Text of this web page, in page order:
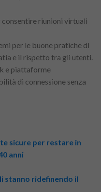
consentire riunioni virtuali
per le buone pratiche di
e il rispetto tra gli utenti.
e piattaforme
di connessione senza
sicure per restare in
anni
stanno ridefinendo il